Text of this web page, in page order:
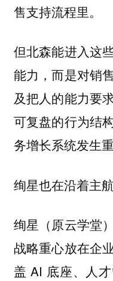
售支持流程里。
但北森能进入这
能力，而是对销
及把人的能力要
可复盘的行为结
务增长系统发生重
绚星也在沿着主航
绚星（原云学堂
战略重心放在企
盖 AI 底座、人